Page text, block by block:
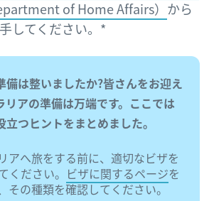
of Home Affairs） から
してください。*
備は整いましたか?皆さんをお迎え
リアの準備は万端です。ここでは
立つヒントをまとめました。
アへ旅をする前に、適切なビザを
ください。 ビザに関するページを
その種類を確認してください。